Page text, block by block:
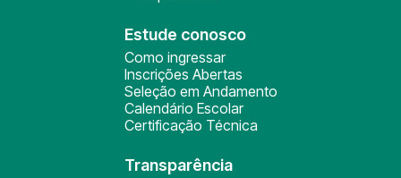
Estude conosco
Como ingressar
Inscrições Abertas
Seleção em Andamento
Calendário Escolar
Certificação Técnica
Transparência